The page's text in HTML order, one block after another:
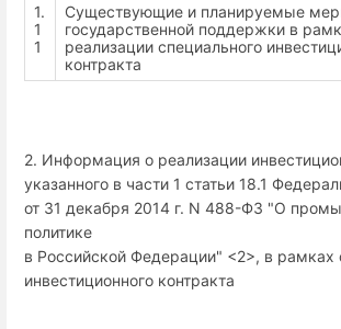
1.
1
1
Существующие и планируемые
государственной поддержки в
реализации специального
контракта
2. Информация о реализации
указанного в части 1 статьи 18.1
от 31 декабря 2014 г. N 488-ФЗ "О
политике
в Российской Федерации" <2>, в рамках
инвестиционного контракта